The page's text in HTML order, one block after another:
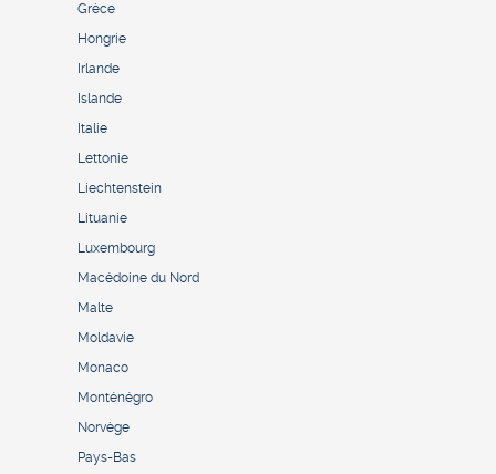
Grèce
Hongrie
Irlande
Islande
Italie
Lettonie
Liechtenstein
Lituanie
Luxembourg
Macédoine du Nord
Malte
Moldavie
Monaco
Monténégro
Norvège
Pays-Bas